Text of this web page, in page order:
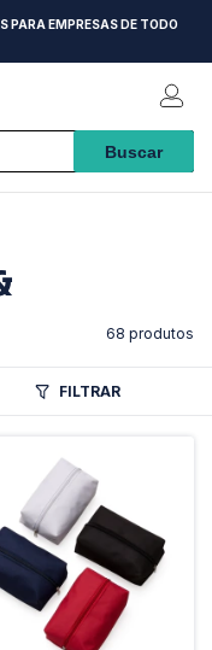
PARA EMPRESAS DE TODO
68 produtos
FILTRAR